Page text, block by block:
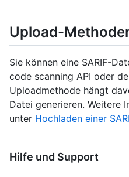
Upload-
Sie können eine SARIF-
code scanning API oder
Uploadmethode hängt
Datei generieren. Weitere
unter Hochladen einer
Hilfe und Support